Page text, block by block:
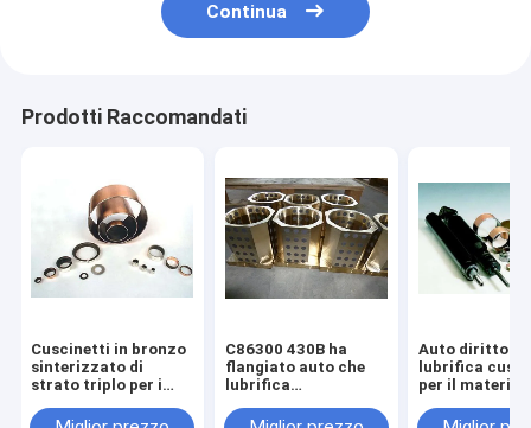
Continua
Prodotti Raccomandati
Cuscinetti in bronzo
sinterizzato di
strato triplo per i
sedie elettriche
C86300 430B ha
flangiato auto che
lubrifica
corrosione buona
Auto diritto
lubrifica
per il
del cilindro